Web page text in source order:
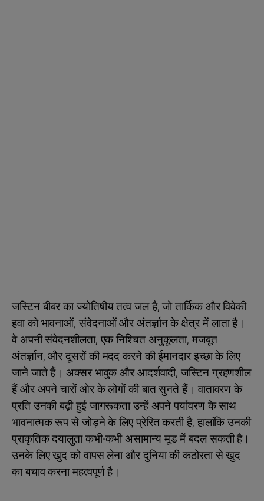
जस्टिन बीबर का ज्योतिषीय तत्व जल है, जो तार्किक और विवेकी
हवा को भावनाओं, संवेदनाओं और अंतर्ज्ञान के क्षेत्र में लाता है।
वे अपनी संवेदनशीलता, एक निश्चित अनुकूलता, मजबूत
अंतर्ज्ञान, और दूसरों की मदद करने की ईमानदार इच्छा के लिए
जाने जाते हैं। अक्सर भावुक और आदर्शवादी, जस्टिन ग्रहणशील
हैं और अपने चारों ओर के लोगों की बात सुनते हैं। वातावरण के
प्रति उनकी बढ़ी हुई जागरूकता उन्हें अपने पर्यावरण के साथ
भावनात्मक रूप से जोड़ने के लिए प्रेरित करती है, हालांकि उनकी
प्राकृतिक दयालुता कभी-कभी असामान्य मूड में बदल सकती है।
उनके लिए खुद को वापस लेना और दुनिया की कठोरता से खुद
का बचाव करना महत्वपूर्ण है।